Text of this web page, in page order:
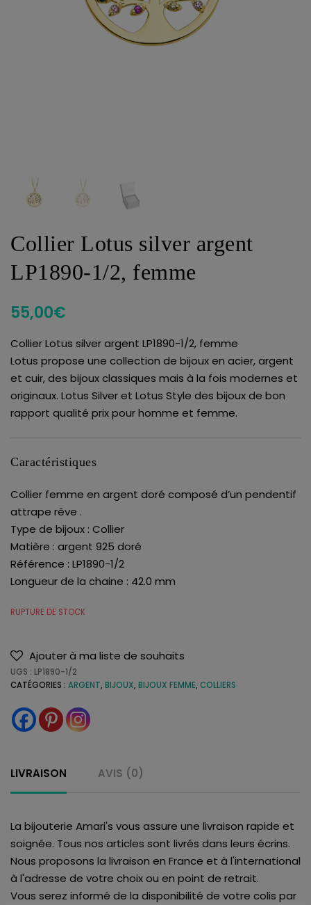
Collier Lotus silver argent
LP1890-1/2, femme
55,00€
Collier Lotus silver argent LP1890-1/2, femme
Lotus propose une collection de bijoux en acier, argent
et cuir, des bijoux classiques mais à la fois modernes et
originaux. Lotus Silver et Lotus Style des bijoux de bon
rapport qualité prix pour homme et femme.
Caractéristiques
Collier femme en argent doré composé d’un pendentif
attrape rêve .
Type de bijoux : Collier
Matière : argent 925 doré
Référence : LP1890-1/2
Longueur de la chaine : 42.0 mm
RUPTURE DE STOCK
Ajouter à ma liste de souhaits
UGS : LP1890-1/2
CATÉGORIES : ARGENT, BIJOUX, BIJOUX FEMME, COLLIERS
LIVRAISON AVIS (0)
La bijouterie Amari's vous assure une livraison rapide et
soignée. Tous nos articles sont livrés dans leurs écrins.
Nous proposons la livraison en France et à l'international
à l'adresse de votre choix ou en point de retrait.
Vous serez informé de la disponibilité de votre colis par